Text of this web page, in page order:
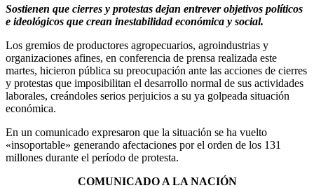
Sostienen que cierres y protestas dejan entrever objetivos políticos
e ideológicos que crean inestabilidad económica y social.
Los gremios de productores agropecuarios, agroindustrias y
organizaciones afines, en conferencia de prensa realizada este
martes, hicieron pública su preocupación ante las acciones de cierres
y protestas que imposibilitan el desarrollo normal de sus actividades
laborales, creándoles serios perjuicios a su ya golpeada situación
económica.
En un comunicado expresaron que la situación se ha vuelto
«insoportable» generando afectaciones por el orden de los 131
millones durante el período de protesta.
COMUNICADO A LA NACIÓN